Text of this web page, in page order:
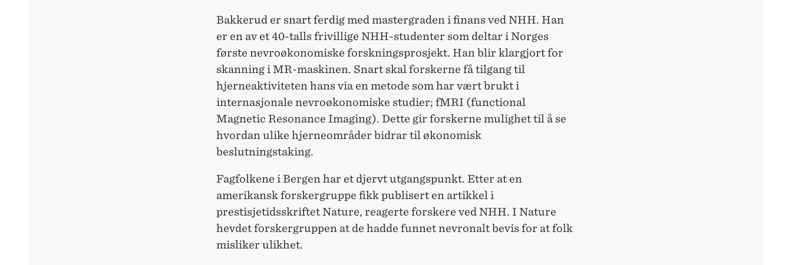
Bakkerud er snart ferdig med mastergraden i finans ved NHH. Han
er en av et 40-talls frivillige NHH-studenter som deltar i Norges
første nevroøkonomiske forskningsprosjekt. Han blir klargjort for
skanning i MR-maskinen. Snart skal forskerne få tilgang til
hjerneaktiviteten hans via en metode som har vært brukt i
internasjonale nevroøkonomiske studier; fMRI (functional
Magnetic Resonance Imaging). Dette gir forskerne mulighet til å se
hvordan ulike hjerneområder bidrar til økonomisk
beslutningstaking.
Fagfolkene i Bergen har et djervt utgangspunkt. Etter at en
amerikansk forskergruppe fikk publisert en artikkel i
prestisjetidsskriftet Nature, reagerte forskere ved NHH. I Nature
hevdet forskergruppen at de hadde funnet nevronalt bevis for at folk
misliker ulikhet.